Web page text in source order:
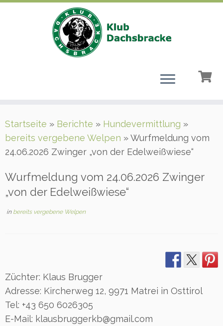
Inhalt
springen
Startseite » Berichte » Hundevermittlung »
bereits vergebene Welpen »Wurfmeldung vom
24.06.2026 Zwinger „von der Edelweißwiese“
Wurfmeldung vom 24.06.2026 Zwinger
„von der Edelweißwiese“
in bereits vergebene Welpen
Züchter: Klaus Brugger
Adresse: Kircherweg 12, 9971 Matrei in Osttirol
Tel: +43 650 6026305
E-Mail: klausbruggerkb@gmail.com